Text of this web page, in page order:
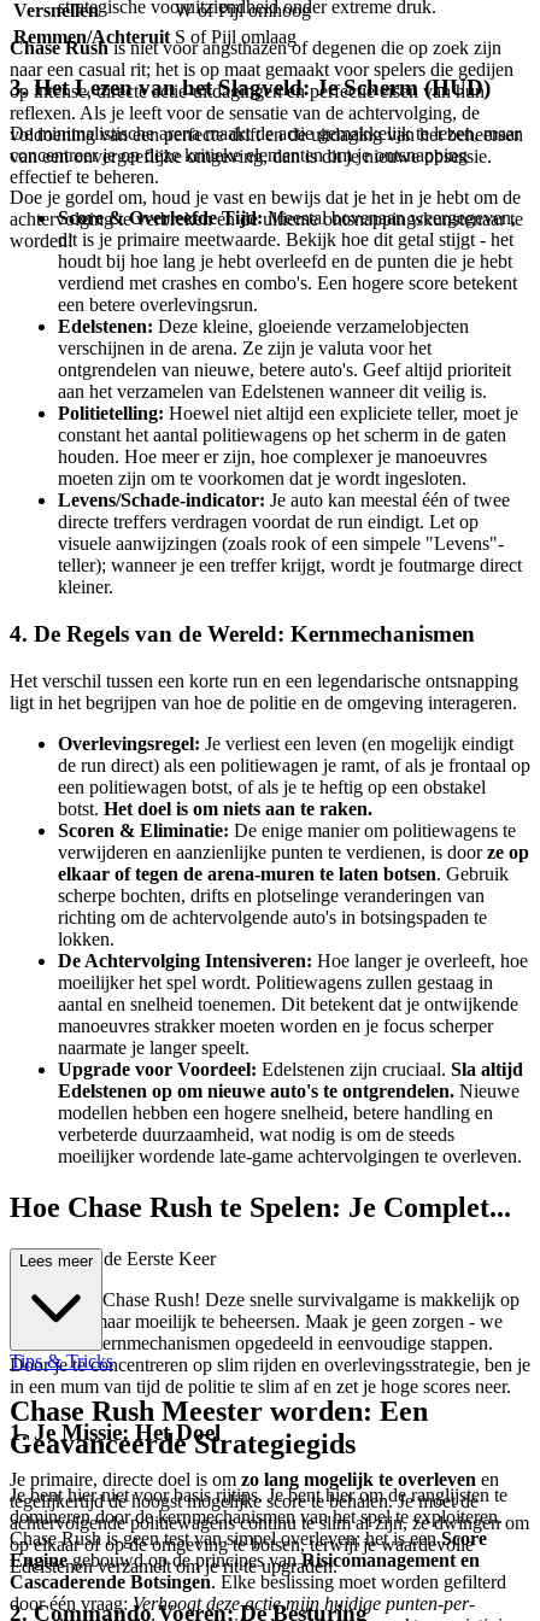
strategische vooruitziendheid onder extreme druk.
Chase Rushis niet voor angsthazen of degenen die op zoek zijn
naar een casual rit; het is op maat gemaakt voor spelers die gedijen
op intense, directe actie-uitdagingen en perfectie eisen van hun
reflexen. Als je leeft voor de sensatie van de achtervolging, de
voldoening van een perfecte drift en de uitdaging van het beheersen
van een onvergeeflijke omgeving, dan is dit je nieuwe obsessie.
Doe je gordel om, houd je vast en bewijs dat je het in je hebt om de
achtervolging te verbreken en de ultieme ontsnappingskunstenaar te
worden!
Versnellen
W of Pijl omhoog
Remmen/Achteruit S of Pijl omlaag
3. Het Lezen van het Slagveld: Je Scherm (HUD)
De minimalistische arena maakt de actie gemakkelijk te lezen, maar
concentreer je op deze kritieke elementen om je ontsnapping
effectief te beheren.
Score & Overleefde Tijd:Meestal bovenaan weergegeven,
dit is je primaire meetwaarde. Bekijk hoe dit getal stijgt - het
houdt bij hoe lang je hebt overleefd en de punten die je hebt
verdiend met crashes en combo's. Een hogere score betekent
een betere overlevingsrun.
Edelstenen: Deze kleine, gloeiende verzamelobjecten
verschijnen in de arena. Ze zijn je valuta voor het
ontgrendelen van nieuwe, betere auto's. Geef altijd prioriteit
aan het verzamelen van Edelstenen wanneer dit veilig is.
Politietelling: Hoewel niet altijd een expliciete teller, moet je
constant het aantal politiewagens op het scherm in de gaten
houden. Hoe meer er zijn, hoe complexer je manoeuvres
moeten zijn om te voorkomen dat je wordt ingesloten.
Levens/Schade-indicator: Je auto kan meestal één of twee
directe treffers verdragen voordat de run eindigt. Let op
visuele aanwijzingen (zoals rook of een simpele "Levens"-
teller); wanneer je een treffer krijgt, wordt je foutmarge direct
kleiner.
4. De Regels van de Wereld: Kernmechanismen
Het verschil tussen een korte run en een legendarische ontsnapping
ligt in het begrijpen van hoe de politie en de omgeving interageren.
Overlevingsregel: Je verliest een leven (en mogelijk eindigt
de run direct) als een politiewagen je ramt, of als je frontaal op
een politiewagen botst, of als je te heftig op een obstakel
botst. Het doel is om niets aan te raken.
Scoren & Eliminatie: De enige manier om politiewagens te
verwijderen en aanzienlijke punten te verdienen, is doorze op
elkaar of tegen de arena-muren te laten botsen. Gebruik
scherpe bochten, drifts en plotselinge veranderingen van
richting om de achtervolgende auto's in botsingspaden te
lokken.
De Achtervolging Intensiveren: Hoe langer je overleeft, hoe
moeilijker het spel wordt. Politiewagens zullen gestaag in
aantal en snelheid toenemen. Dit betekent dat je ontwijkende
manoeuvres strakker moeten worden en je focus scherper
naarmate je langer speelt.
Upgrade voor Voordeel: Edelstenen zijn cruciaal. Sla altijd
Edelstenen op om nieuwe auto's te ontgrendelen. Nieuwe
modellen hebben een hogere snelheid, betere handling en
verbeterde duurzaamheid, wat nodig is om de steeds
moeilijker wordende late-game achtervolgingen te overleven.
Hoe Chase Rush te Spelen: Je Complet...
e Gids voor de Eerste Keer
Welkom bij Chase Rush! Deze snelle survivalgame is makkelijk op
te pakken, maar moeilijk te beheersen. Maak je geen zorgen - we
hebben de kernmechanismen opgedeeld in eenvoudige stappen.
Door je te concentreren op slim rijden en overlevingsstrategie, ben je
in een mum van tijd de politie te slim af en zet je hoge scores neer.
1. Je Missie: Het Doel
Je primaire, directe doel is om zo lang mogelijk te overleven en
tegelijkertijd de hoogst mogelijke score te behalen. Je moet de
achtervolgende politiewagens continu te slim af zijn, ze dwingen om
op elkaar of op de omgeving te botsen, terwijl je waardevolle
Edelstenen verzamelt om je rit te upgraden.
2. Commando Voeren: De Besturing
Lees meer
Tips & Tricks
Chase Rush Meester worden: Een
Geavanceerde Strategiegids
Je bent hier niet voor basis rijtips. Je bent hier om de ranglijsten te
domineren door de kernmechanismen van het spel te exploiteren.
Chase Rush is geen test van simpel overleven; het is eenScore
Enginegebouwd op de principes vanRisicomanagement en
Cascaderende Botsingen. Elke beslissing moet worden gefilterd
door één vraag: Verhoogt deze actie mijn huidige punten-per-